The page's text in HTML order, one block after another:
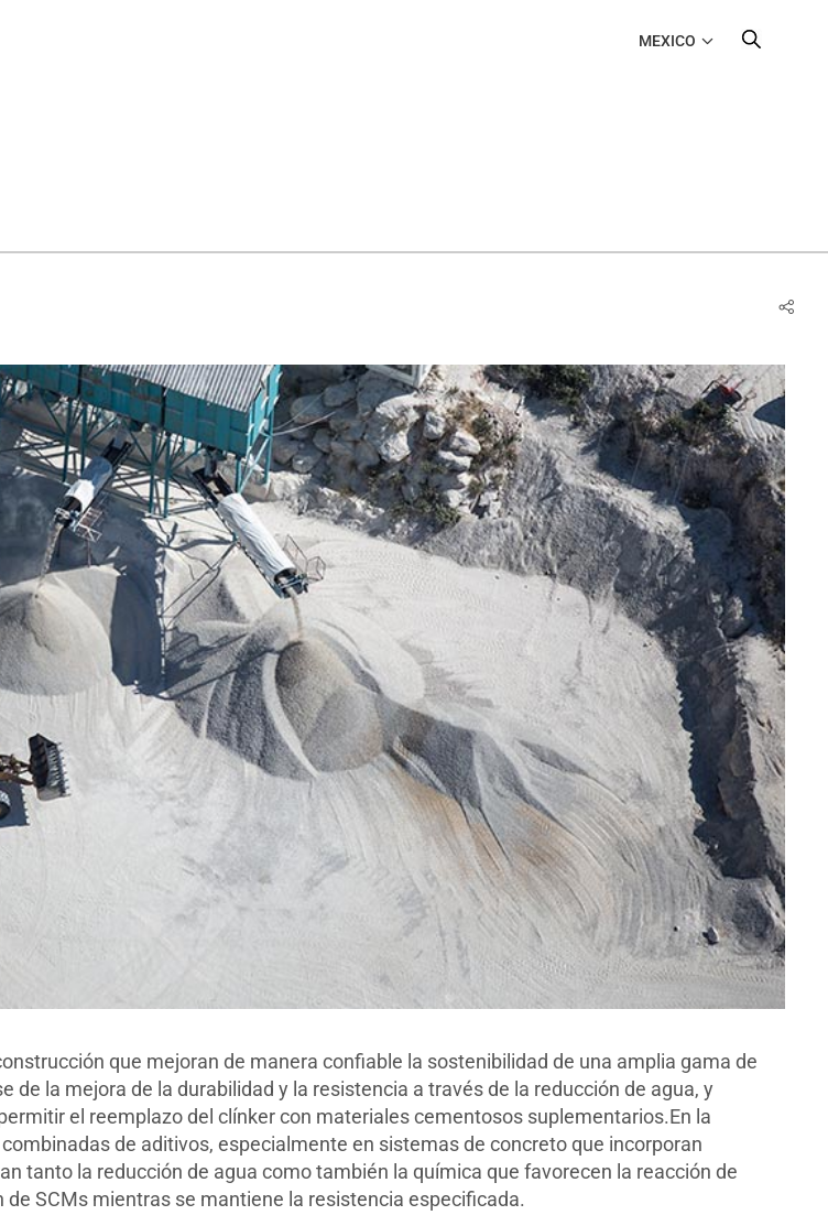
MEXICO
que mejoran de manera confiable la sostenibilidad de una amplia gama de
la mejora de la durabilidad y la resistencia a través de la reducción de agua, y
el reemplazo del clínker con materiales cementosos suplementarios.En la
de aditivos, especialmente en sistemas de concreto que incorporan
tanto la reducción de agua como también la química que favorecen la reacción de
SCMs mientras se mantiene la resistencia especificada.